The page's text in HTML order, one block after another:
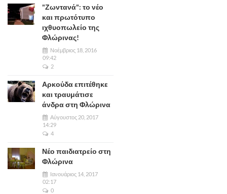
"Ζωντανά": το νέο
και πρωτότυπο
ιχθυοπωλείο της
Φλώρινας!
Νοέμβριος 18, 2016
09:42
2
Αρκούδα επιτέθηκε
και τραυμάτισε
άνδρα στη Φλώρινα
Αύγουστος 20, 2017
14:29
4
Νέο παιδιατρείο στη
Φλώρινα
Ιανουάριος 14, 2017
02:17
0